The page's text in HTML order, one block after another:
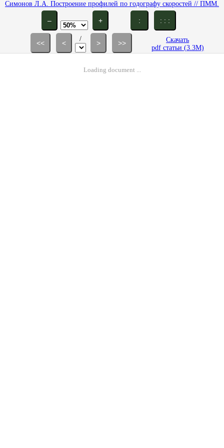
Симонов Л.А. Построение профилей по годографу скоростей // ПММ.
1940. Т. 4. Вып. 4. С. 97-116.
– + : : : :
<< <
/
> >>
Скачать
pdf статьи (3.3M)
Loading document ...